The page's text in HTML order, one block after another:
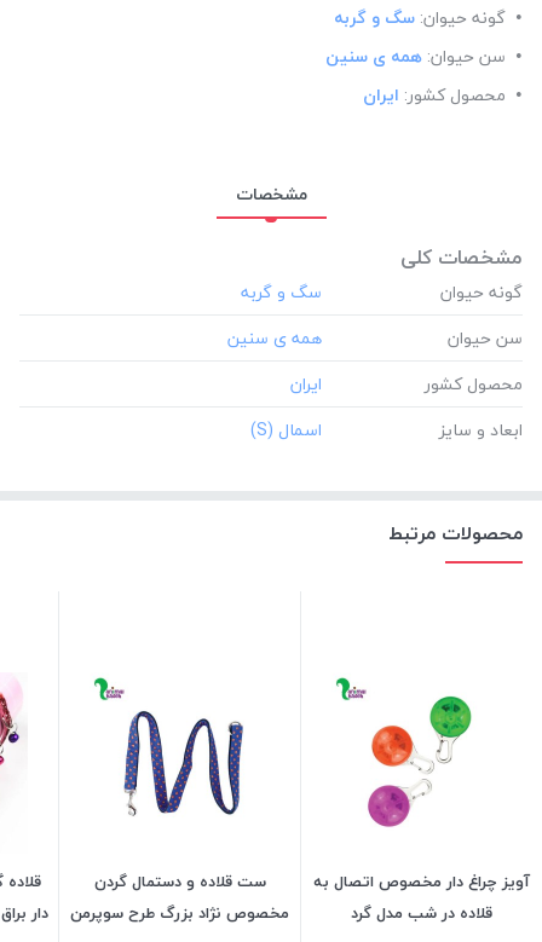
گونه حیوان: سگ و گربه
سن حیوان: همه ی سنین
محصول کشور: ایران
مشخصات
مشخصات کلی
گونه حیوان
سن حیوان
محصول کشور
ابعاد و سایز
محصولات مرتبط
آویز چراغ دار مخصوص اتصال به
قلاده در شب مدل گرد
ست قلاده و دستمال گردن
مخصوص نژاد بزرگ طرح سوپرمن
دار براق